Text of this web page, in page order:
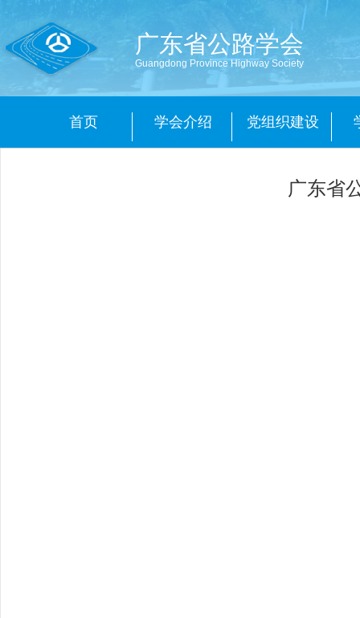
广东省公路学会
Guangdong Province Highway Society
首页 学会介绍 党组织建设
广东省